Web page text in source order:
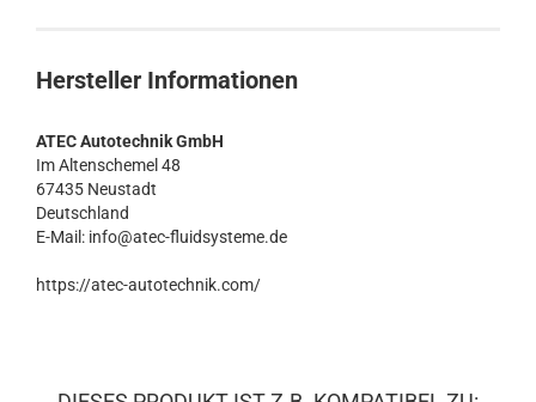
Hersteller Informationen
ATEC Autotechnik GmbH
Im Altenschemel 48
67435 Neustadt
Deutschland
E-Mail: info@atec-fluidsysteme.de
https://atec-autotechnik.com/